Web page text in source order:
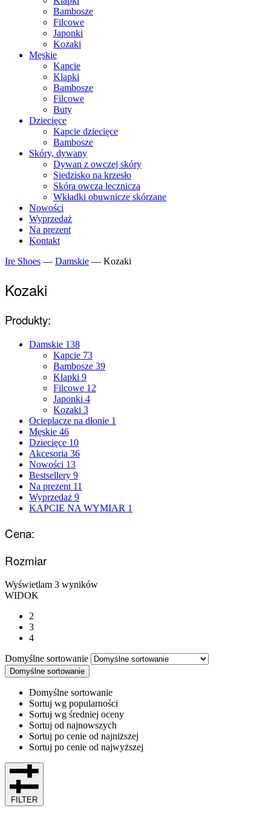
Bambosze
Filcowe
Japonki
Kozaki
Męskie
Kapcie
Klapki
Bambosze
Filcowe
Buty
Dziecięce
Kapcie dziecięce
Bambosze
Skóry, dywany
Dywan z owczej skóry
Siedzisko na krzesło
Skóra owcza lecznicza
Wkładki obuwnicze skórzane
Nowości
Wyprzedaż
Na prezent
Kontakt
Ire Shoes — Damskie — Kozaki
Kozaki
Produkty:
Damskie 138
Kapcie 73
Bambosze 39
Klapki 9
Filcowe 12
Japonki 4
Kozaki 3
Ocieplacze na dłonie 1
Męskie 46
Dziecięce 10
Akcesoria 36
Nowości 13
Bestsellery 9
Na prezent 11
Wyprzedaż 9
KAPCIE NA WYMIAR 1
Cena:
Rozmiar
Wyświetlam 3 wyników
WIDOK
2
3
4
Domyślne sortowanie
Domyślne sortowanie
Domyślne sortowanie
Sortuj wg popularności
Sortuj wg średniej oceny
Sortuj od najnowszych
Sortuj po cenie od najniższej
Sortuj po cenie od najwyższej
FILTER